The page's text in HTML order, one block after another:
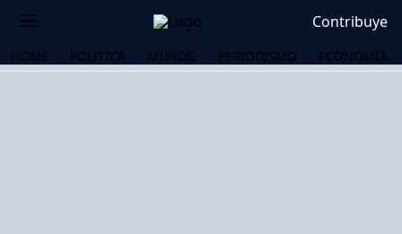
Contribuye
HOME POLÍTICA MUNDO PERIODISMO ECONOMÍA